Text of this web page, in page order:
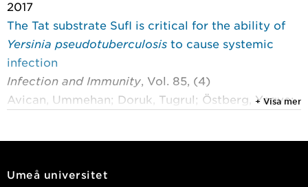
2017
The Tat substrate SufI is critical for the ability of
Yersinia pseudotuberculosis to cause systemic
infection
Infection and Immunity, Vol. 85, (4)
Avican, Ummehan; Doruk, Tugrul; Östberg, Yngve;
+ Visa mer
Umeå universitet